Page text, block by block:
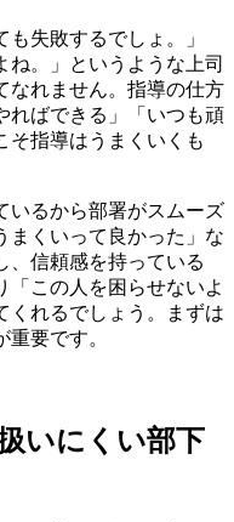
失敗するでしょ。」
ね。」というような上司
なれません。指導の仕方
ればできる」「いつも頑
そ指導はうまくいくも
いるから部署がスムーズ
まくいって良かった」な
、信頼感を持っている
「この人を困らせないよ
くれるでしょう。まずは
重要です。
いにくい部下